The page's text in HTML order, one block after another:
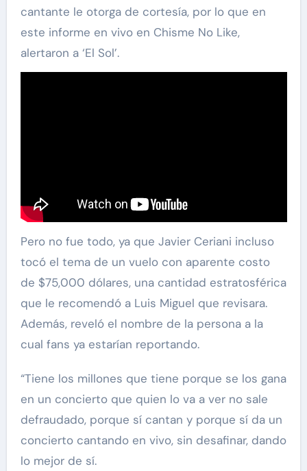
cantante le otorga de cortesía, por lo que en
este informe en vivo en Chisme No Like,
alertaron a ‘El Sol’.
Pero no fue todo, ya que Javier Ceriani incluso
tocó el tema de un vuelo con aparente costo
de $75,000 dólares, una cantidad estratosférica
que le recomendó a Luis Miguel que revisara.
Además, reveló el nombre de la persona a la
cual fans ya estarían reportando.
“Tiene los millones que tiene porque se los gana
en un concierto que quien lo va a ver no sale
defraudado, porque sí cantan y porque sí da un
concierto cantando en vivo, sin desafinar, dando
lo mejor de sí.